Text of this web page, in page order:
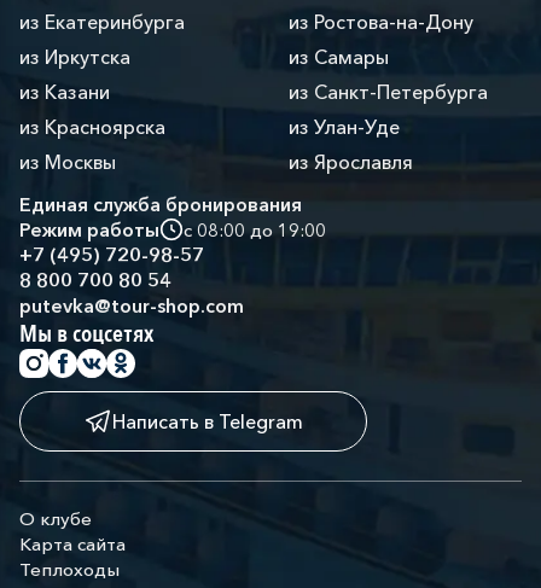
из Екатеринбурга
из Иркутска
из Казани
из Красноярска
из Москвы
из Ростова-на-Дону
из Самары
из Санкт-Петербурга
из Улан-Уде
из Ярославля
Единая служба бронирования
Режим работы
с 08:00 до 19:00
+7 (495) 720-98-57
8 800 700 80 54
putevka@tour-shop.com
Мы в соцсетях
Написать в Telegram
О клубе
Карта сайта
Теплоходы